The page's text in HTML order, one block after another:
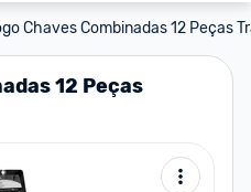
Chaves Combinadas 12 Peças
12 Peças